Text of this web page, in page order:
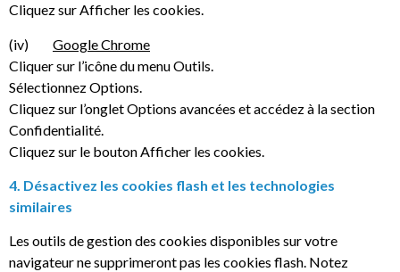
Cliquez sur Afficher les cookies.
(iv) Google Chrome
Cliquer sur l’icône du menu Outils.
Sélectionnez Options.
Cliquez sur l’onglet Options avancées et accédez à la section
Confidentialité.
Cliquez sur le bouton Afficher les cookies.
4. Désactivez les cookies flash et les technologies
similaires
Les outils de gestion des cookies disponibles sur votre
navigateur ne supprimeront pas les cookies flash. Notez